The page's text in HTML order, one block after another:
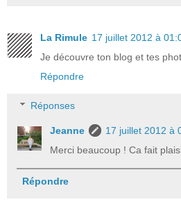
La Rimule 17 juillet 2012 à
Je découvre ton blog et tes
Répondre
Réponses
Jeanne
17 juillet 2012 à
Merci beaucoup ! Ca fait
Répondre